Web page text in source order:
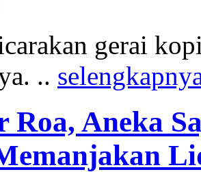
gerai
..
Roa, Aneka